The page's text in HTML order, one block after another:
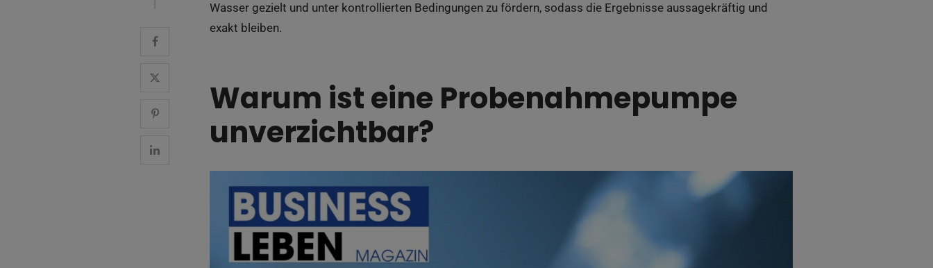
Wasser gezielt und unter kontrollierten Bedingungen zu fördern, sodass die Ergebnisse aussagekräftig und
exakt bleiben.
Warum ist eine Probenahmepumpe
unverzichtbar?